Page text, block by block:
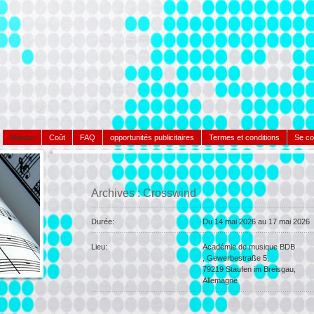
Se
Termes et conditions
opportunités publicitaires
FAQ
Coût
Maison
Archives : Crosswind
Durée: Du14 mai 2026 au 17 mai 2026
Lieu:
Académie de musique BDB
, Gewerbestraße 5,
79219 Staufen im Breisgau,
Allemagne